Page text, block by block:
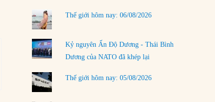
phải chịu đựng?
30/07/2026
Tập tìm cách chôn vùi bê bối chấn động vòng
tròn thân cận của mình
Thế giới hôm nay: 06/08/2026
Kỷ nguyên Ấn Độ Dương - Thái Bình
Dương của NATO đã khép lại
Thế giới hôm nay: 05/08/2026